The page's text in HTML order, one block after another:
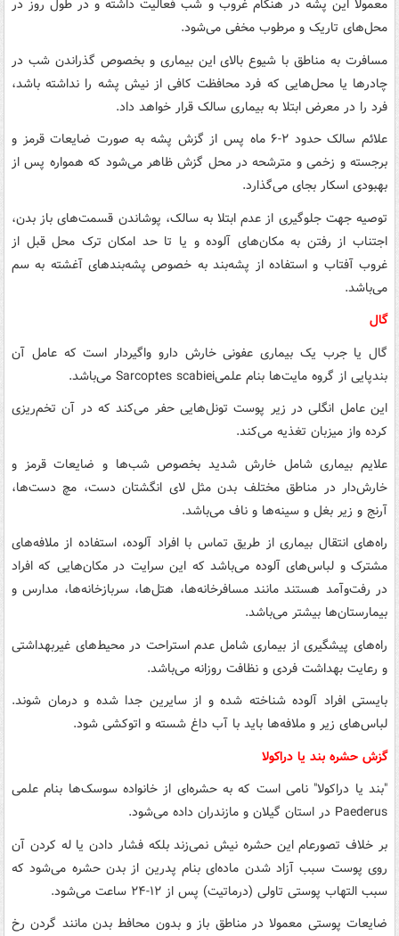
معمولا این پشه در هنگام غروب و شب فعالیت داشته و در طول روز در
محل‌های تاریک و مرطوب مخفی می‌شود.
مسافرت به مناطق با شیوع بالای این بیماری و بخصوص گذراندن شب در
چادرها یا محل‌هایی که فرد محافظت کافی از نیش پشه را نداشته باشد،
فرد را در معرض ابتلا به بیماری سالک قرار خواهد داد.
علائم سالک حدود ۲-۶ ماه پس از گزش پشه به صورت ضایعات قرمز و
برجسته و زخمی و مترشحه در محل گزش ظاهر می‌شود که همواره پس از
بهبودی اسکار بجای می‌گذارد.
توصیه جهت جلوگیری از عدم ابتلا به سالک، پوشاندن قسمت‌های باز بدن،
اجتناب از رفتن به مکان‌های آلوده و یا تا حد امکان ترک محل قبل از
غروب آفتاب و استفاده از پشه‌بند به خصوص پشه‌بندهای آغشته به سم
می‌باشد.
گال
گال یا جرب یک بیماری عفونی خارش دارو واگیردار است که عامل آن
بندپایی از گروه مایت‌ها بنام علمی‌Sarcoptes scabiei می‌باشد.
این عامل انگلی در زیر پوست تونل‌هایی حفر می‌کند که در آن تخم‌ریزی
کرده واز میزبان تغذیه می‌کند.
علایم بیماری شامل خارش شدید بخصوص شب‌ها و ضایعات قرمز و
خارش‌دار در مناطق مختلف بدن مثل لای انگشتان دست، مچ دست‌ها،
آرنج و زیر بغل و سینه‌ها و ناف می‌باشد.
راه‌های انتقال بیماری از طریق تماس با افراد آلوده، استفاده از ملافه‌های
مشترک و لباس‌های آلوده می‌باشد که این سرایت در مکان‌هایی که افراد
در رفت‌وآمد هستند مانند مسافرخانه‌ها، هتل‌ها، سربازخانه‌ها، مدارس و
بیمارستان‌ها بیشتر می‌باشد.
راه‌های پیشگیری از بیماری شامل عدم استراحت در محیط‌های غیربهداشتی
و رعایت بهداشت فردی و نظافت روزانه می‌باشد.
بایستی افراد آلوده شناخته شده و از سایرین جدا شده و درمان شوند.
لباس‌های زیر و ملافه‌ها باید با آب داغ شسته و اتوکشی شود.
گزش حشره بند یا دراکولا
"بند یا دراکولا" نامی است که به حشره‌ای از خانواده سوسک‌ها بنام علمی
Paederus در استان گیلان و مازندران داده می‌شود.
بر خلاف تصورعام این حشره نیش نمی‌زند بلکه فشار دادن یا له کردن آن
روی پوست سبب آزاد شدن ماده‌ای بنام پدرین از بدن حشره می‌شود که
سبب التهاب پوستی تاولی (درماتیت) پس از ۱۲-۲۴ ساعت می‌شود.
ضایعات پوستی معمولا در مناطق باز و بدون محافط بدن مانند گردن رخ